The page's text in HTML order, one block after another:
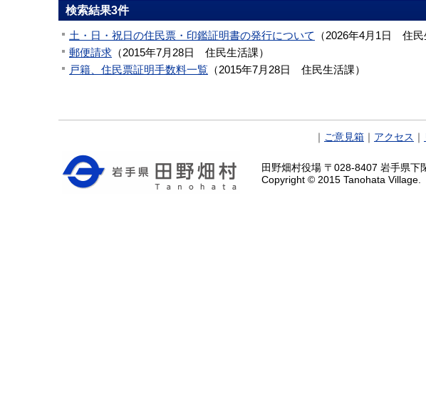
検索結果3件
土・日・祝日の住民票・印鑑証明書の発行について （2026年4月1日 住民
郵便請求 （2015年7月28日 住民生活課）
戸籍、住民票証明手数料一覧 （2015年7月28日 住民生活課）
ご意見箱 アクセス
田野畑村役場 〒028-8407 岩手県
Copyright © 2015 Tanohata Village.